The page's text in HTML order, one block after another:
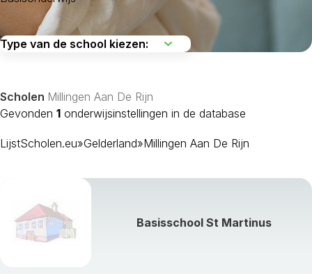
Scholen Millingen Aan De Rijn
Gevonden 1 onderwijsinstellingen in de database
LijstScholen.eu»Gelderland»Millingen Aan De Rijn
Basisschool St Martinus